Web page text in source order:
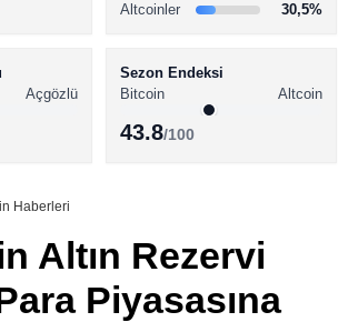
Youtube
TikTok
Altcoinler
30,5%
Açgözlü
Sezon Endeksi
Bitcoin
Altcoin
43.8/100
Haberleri
Altın Rezervi
Piyasasına